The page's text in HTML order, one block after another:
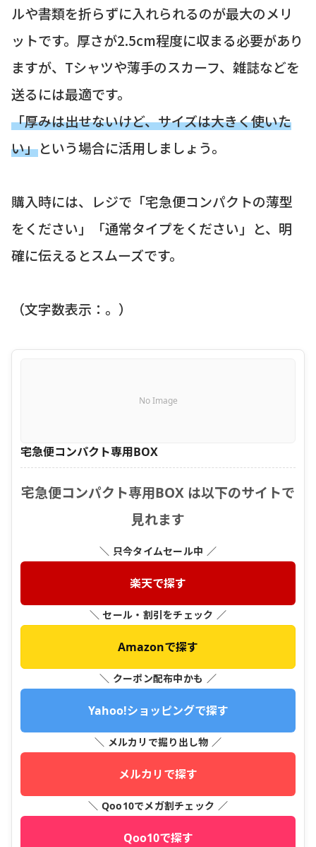
ルや書類を折らずに入れられるのが最大のメリ
ットです。厚さが2.5cm程度に収まる必要があり
ますが、Tシャツや薄手のスカーフ、雑誌などを
送るには最適です。
「厚みは出せないけど、サイズは大きく使いた
い」という場合に活用しましょう。
購入時には、レジで「宅急便コンパクトの薄型
をください」「通常タイプをください」と、明
確に伝えるとスムーズです。
（文字数表示：。）
No Image
宅急便コンパクト専用BOX
宅急便コンパクト専用BOX は以下のサイトで
見れます
＼ 只今タイムセール中 ／
楽天で探す
＼ セール・割引をチェック ／
Amazonで探す
＼ クーポン配布中かも ／
Yahoo!ショッピングで探す
＼ メルカリで掘り出し物 ／
メルカリで探す
＼ Qoo10でメガ割チェック ／
Qoo10で探す